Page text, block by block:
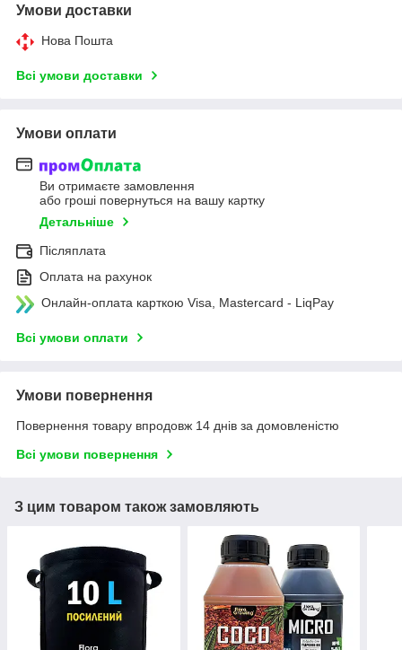
Умови доставки
Нова Пошта
Всі умови доставки
Умови оплати
Ви отримаєте замовлення
або гроші повернуться на вашу картку
Детальніше
Післяплата
Оплата на рахунок
Онлайн-оплата карткою Visa, Mastercard - LiqPay
Всі умови оплати
Умови повернення
Повернення товару впродовж 14 днів за домовленістю
Всі умови повернення
З цим товаром також замовляють